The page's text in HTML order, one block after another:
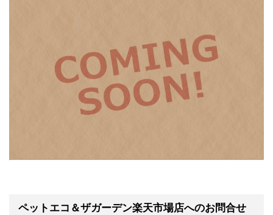
ペットエコ＆ザガーデン楽天市場店へのお問合せ